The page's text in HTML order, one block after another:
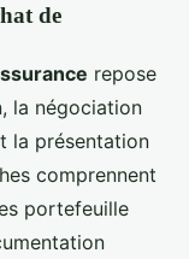
de
repose
la négociation
la présentation
comprennent
portefeuille